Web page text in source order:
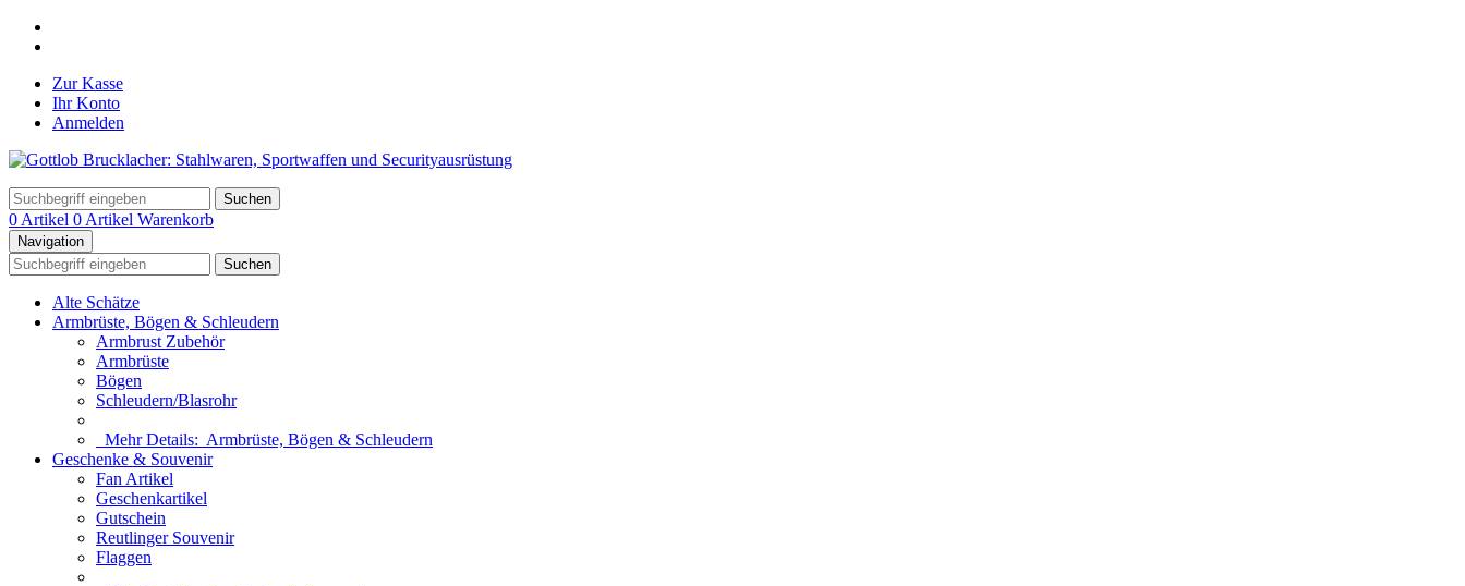
Zur Kasse
Ihr Konto
Anmelden
Suchen
0 Artikel 0 Artikel Warenkorb
Navigation
Suchen
Alte Schätze
Armbrüste, Bögen & Schleudern
Armbrust Zubehör
Armbrüste
Bögen
Schleudern/Blasrohr
Mehr Details: Armbrüste, Bögen & Schleudern
Geschenke & Souvenir
Fan Artikel
Geschenkartikel
Gutschein
Reutlinger Souvenir
Flaggen